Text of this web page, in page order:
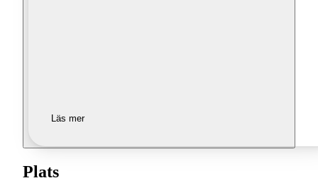
Läs mer
Plats